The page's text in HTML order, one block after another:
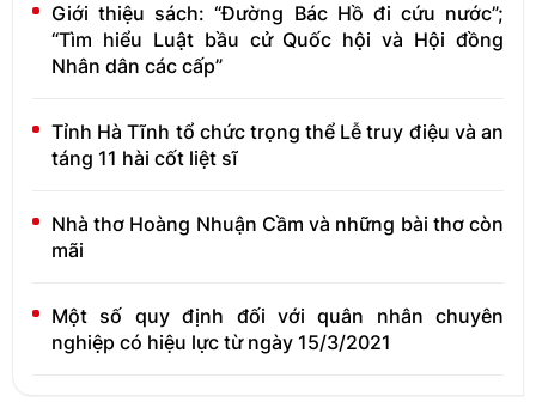
Giới thiệu sách: “Đường Bác Hồ đi cứu nước”;
“Tìm hiểu Luật bầu cử Quốc hội và Hội đồng
Nhân dân các cấp”
Tỉnh Hà Tĩnh tổ chức trọng thể Lễ truy điệu và an
táng 11 hài cốt liệt sĩ
Nhà thơ Hoàng Nhuận Cầm và những bài thơ còn
mãi
Một số quy định đối với quân nhân chuyên
nghiệp có hiệu lực từ ngày 15/3/2021